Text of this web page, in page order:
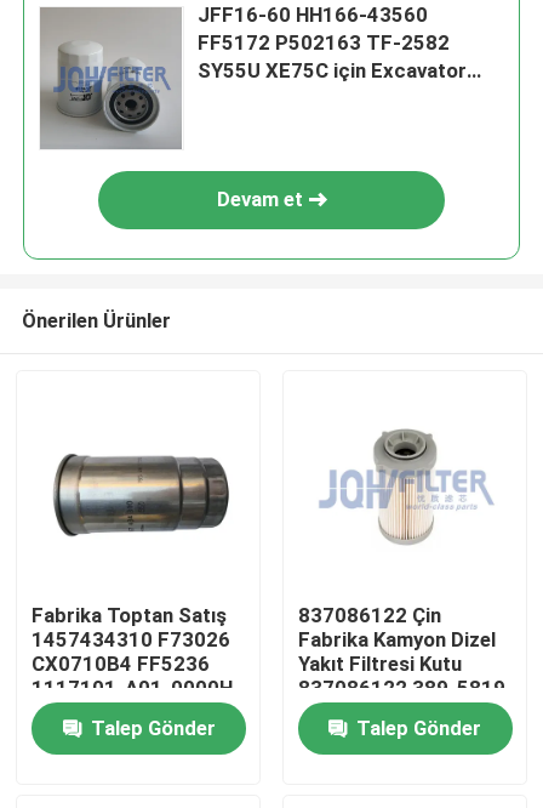
Evde
JFF16-60 HH166-43560
FF5172 P502163 TF-2582
SY55U XE75C için Excavator
Devam et
Önerilen Ürünler
Fabrika Toptan Satış
1457434310 F73026
CX0710B4 FF5236
1117101-A01-0000H
C00068668 Motor
Dizel Yakıt Filtresi
Talep Gönder
837086122 Çin
Fabrika Kamyon Dizel
Yakıt Filtresi Kutu
837086122 389-5819
PF46049 363-5819
Talep Gönder